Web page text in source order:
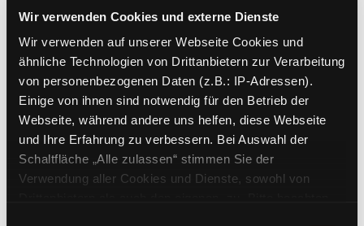
Wir verwenden Cookies und externe Dienste
Wir verwenden auf unserer Webseite Cookies und
ähnliche Technologien von Drittanbietern zur Verarbeitung
von personenbezogenen Daten (z.B.: IP-Adressen).
Einige von ihnen sind notwendig für den Betrieb der
Webseite, während andere uns helfen, diese Webseite
und Ihre Erfahrung zu verbessern. Bei Auswahl der
Schaltfläche „Alle zulassen“ stimmen Sie der
Verwendung aller Cookies und Dienste, sowohl von
Reihe:Knaur; 51441
Exemplar-Details von Die Glücksbäckerin
Mediengruppe:Belletristik
Die Glücksbäckerin von
Long Island
Roman
Verfasser:Lott, Sylvia Suche nach diesem
Jahr:2014
Verlag: München, Goldmann-Verl.